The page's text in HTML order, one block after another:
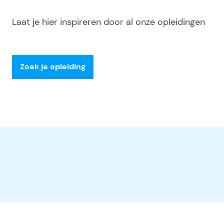
Laat je hier inspireren door al onze opleidingen
Zoek je opleiding